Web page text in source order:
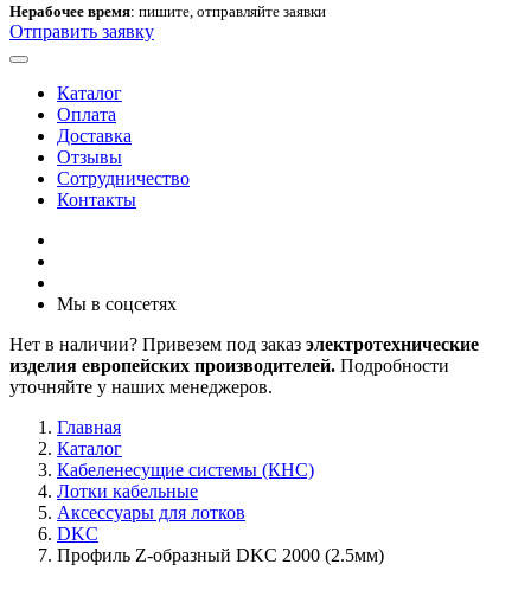
Нерабочее время: пишите, отправляйте заявки
Отправить заявку
Каталог
Оплата
Доставка
Отзывы
Сотрудничество
Контакты
Мы в соцсетях
Нет в наличии? Привезем под заказ электротехнические
изделия европейских производителей. Подробности
уточняйте у наших менеджеров.
Главная
Каталог
Кабеленесущие системы (КНС)
Лотки кабельные
Аксессуары для лотков
DKC
Профиль Z-образный DKC 2000 (2.5мм)